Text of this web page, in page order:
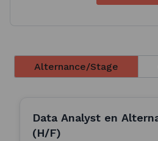
Alternance/Stage
Data Analyst en
(H/F)